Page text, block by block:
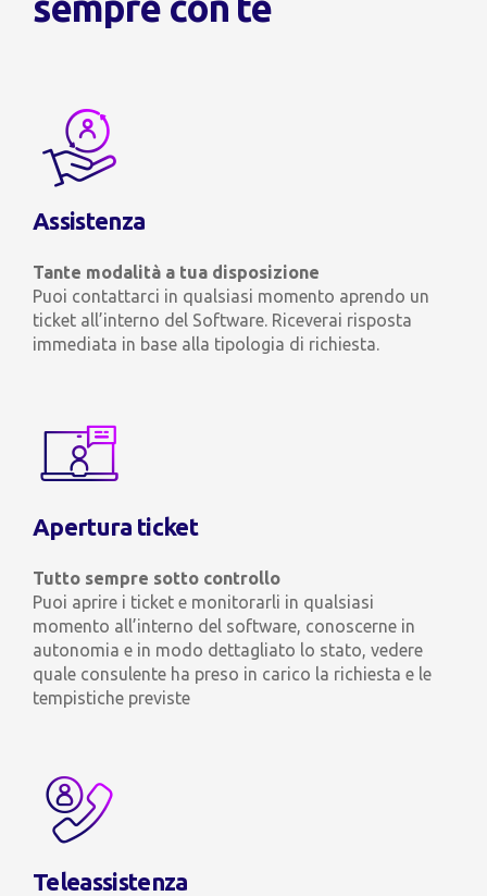
Assistenza
Tante modalità a tua disposizione
Puoi contattarci in qualsiasi momento aprendo un
ticket all’interno del Software. Riceverai risposta
immediata in base alla tipologia di richiesta.
Apertura ticket
Tutto sempre sotto controllo
Puoi aprire i ticket e monitorarli in qualsiasi
momento all’interno del software, conoscerne in
autonomia e in modo dettagliato lo stato, vedere
quale consulente ha preso in carico la richiesta e le
tempistiche previste
Teleassistenza